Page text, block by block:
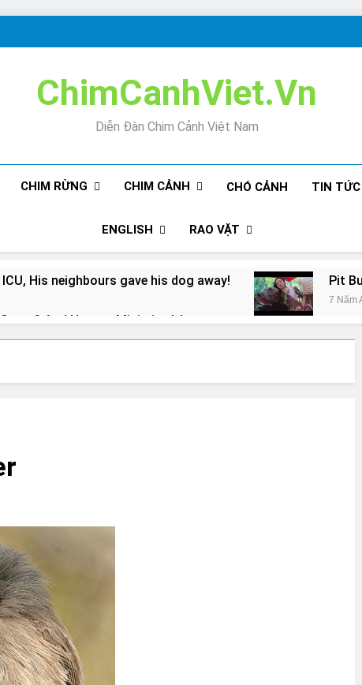
ChimCanhViet.Vn
Diễn Đàn Chim Cảnh Việt Nam
CHIM RỪNG CHIM CẢNH CHÓ CẢNH TIN TỨC
ENGLISH RAO VẶT
His neighbours gave his dog away! Pit
7 Năm
And How to Minimize It!
The Ultimate
And How to Train Them! How Often